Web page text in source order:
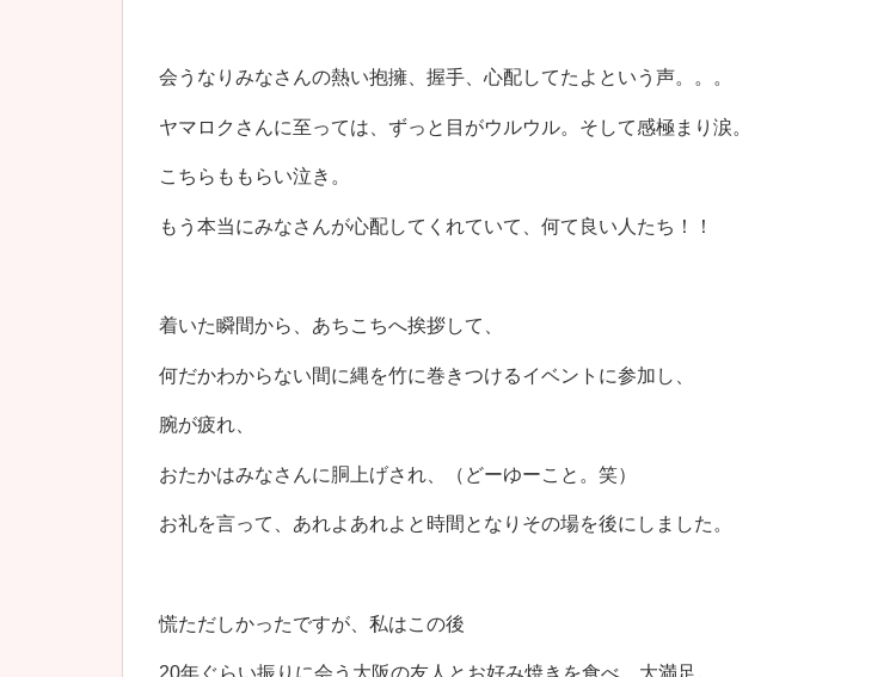
会うなりみなさんの熱い抱擁、握手、心配してたよという声。。。
ヤマロクさんに至っては、ずっと目がウルウル。そして感極まり涙。
こちらももらい泣き。
もう本当にみなさんが心配してくれていて、何て良い人たち！！
着いた瞬間から、あちこちへ挨拶して、
何だかわからない間に縄を竹に巻きつけるイベントに参加し、
腕が疲れ、
おたかはみなさんに胴上げされ、（どーゆーこと。笑）
お礼を言って、あれよあれよと時間となりその場を後にしました。
慌ただしかったですが、私はこの後